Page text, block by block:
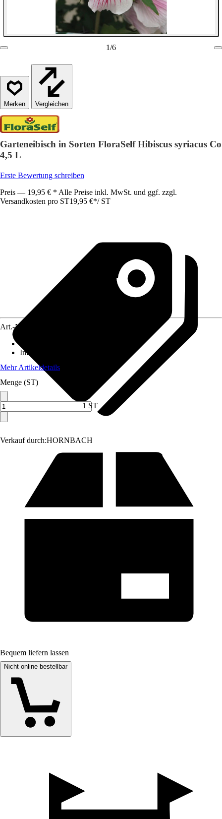
1/6
Vergleichen
Garteneibisch in Sorten FloraSelf Hibiscus syriacus Co
4,5 L
Erste Bewertung schreiben
Preis — 19,95 € * Alle Preise inkl. MwSt. und ggf. zzgl.
Versandkosten pro ST19,95 €*/ ST
Verkauf durch:HORNBACH
Art.-Nr.
Immergrün
Mehr Artikeldetails
Menge (ST)
1 ST
Bequem liefern lassen
Nicht online bestellbar